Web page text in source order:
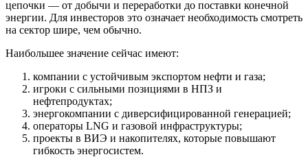
цепочки — от добычи и переработки до поставки конечной
энергии. Для инвесторов это означает необходимость смотреть
на сектор шире, чем обычно.
Наибольшее значение сейчас имеют:
компании с устойчивым экспортом нефти и газа;
игроки с сильными позициями в НПЗ и
нефтепродуктах;
энергокомпании с диверсифицированной генерацией;
операторы LNG и газовой инфраструктуры;
проекты в ВИЭ и накопителях, которые повышают
гибкость энергосистем.